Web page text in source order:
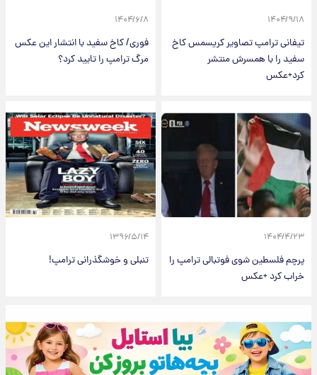
۱۴۰۴/۹/۱۸
تیفانی ترامپ تصاویر کریسمس کاخ
سفید را با همسرش منتشر
کرد+عکس
۱۴۰۴/۶/۸
فوری/ کاخ سفید با انتشار این عکس
مرگ ترامپ را تایید کرد؟
۱۴۰۴/۴/۲۳
پرچم فلسطین شوی فوتبالی ترامپ را
خراب کرد +عکس
۱۳۹۶/۵/۱۴
تنبلی و خوشگذرانی ترامپ!